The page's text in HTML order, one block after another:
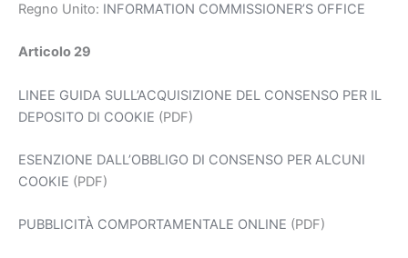
Regno Unito: INFORMATION COMMISSIONER’S OFFICE
Articolo 29
LINEE GUIDA SULL’ACQUISIZIONE DEL CONSENSO PER IL
DEPOSITO DI COOKIE (PDF)
ESENZIONE DALL’OBBLIGO DI CONSENSO PER ALCUNI
COOKIE (PDF)
PUBBLICITÀ COMPORTAMENTALE ONLINE (PDF)